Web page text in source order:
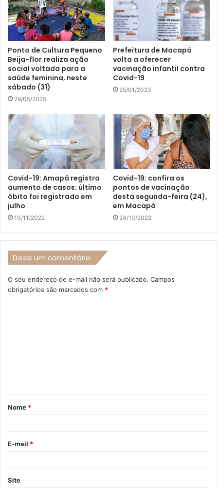
Ponto de Cultura Pequeno
Beija-flor realiza ação
social voltada para a
saúde feminina, neste
sábado (31)
29/05/2025
Prefeitura de Macapá
volta a oferecer
vacinação infantil contra
Covid-19
25/01/2023
Covid-19: Amapá registra
aumento de casos: último
óbito foi registrado em
julho
10/11/2022
Covid-19: confira os
pontos de vacinação
desta segunda-feira (24),
em Macapá
24/10/2022
Deixe um comentário
O seu endereço de e-mail não será publicado. Campos
obrigatórios são marcados com *
á
r
*
Nome *
E-mail *
Site